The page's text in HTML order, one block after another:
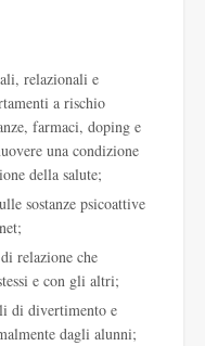
relazionali e
a rischio
farmaci, doping e
una condizione
della salute;
sostanze psicoattive
relazione che
e con gli altri;
di divertimento e
dagli alunni;